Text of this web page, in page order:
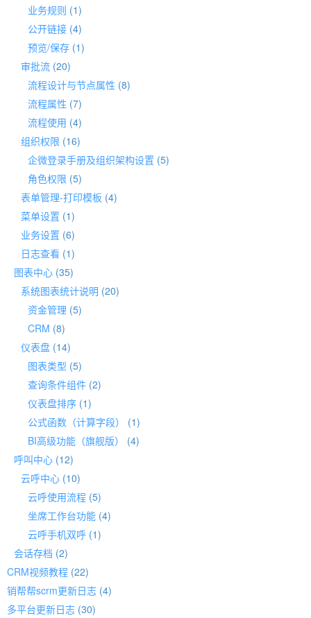
业务规则 (1)
公开链接 (4)
预览/保存 (1)
审批流 (20)
流程设计与节点属性 (8)
流程属性 (7)
流程使用 (4)
组织权限 (16)
企微登录手册及组织架构设置 (5)
角色权限 (5)
表单管理-打印模板 (4)
菜单设置 (1)
业务设置 (6)
日志查看 (1)
图表中心 (35)
系统图表统计说明 (20)
资金管理 (5)
CRM (8)
仪表盘 (14)
图表类型 (5)
查询条件组件 (2)
仪表盘排序 (1)
公式函数（计算字段）
(1)
BI高级功能（旗舰版）
(4)
呼叫中心 (12)
云呼中心 (10)
云呼使用流程 (5)
坐席工作台功能 (4)
云呼手机双呼 (1)
会话存档 (2)
CRM视频教程 (22)
销帮帮scrm更新日志 (4)
多平台更新日志 (30)